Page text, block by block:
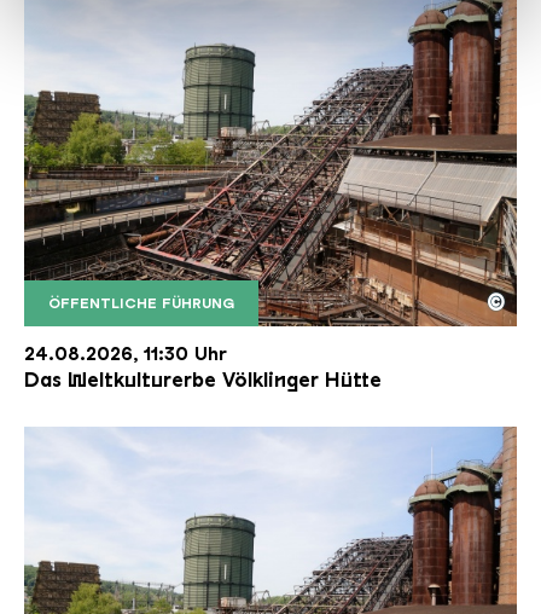
ÖFFENTLICHE FÜHRUNG
Der Erzschrägaufzug der Völklinger Hütte mit
Copyright: Weltkulturerbe Völklinger Hütte | Karl
©
24.08.2026, 11:30 Uhr
Das Weltkulturerbe Völklinger Hütte